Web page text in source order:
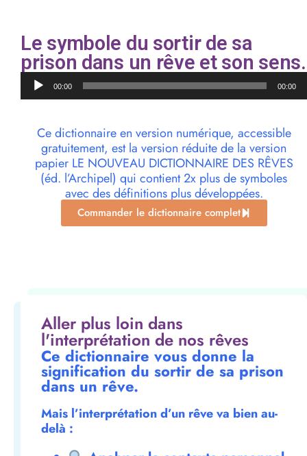
Le symbole du sortir de sa
prison dans un rêve et son sens.
Lecteur
audio00:00 00:00
Ce dictionnaire en version numérique, accessible
gratuitement, est la version réduite de la version
papier LE NOUVEAU DICTIONNAIRE DES RÊVES
(éd. l’Archipel) qui contient 2x plus de symboles
avec des définitions plus développées.
Commander le dictionnaire complet
Aller plus loin dans
l'interprétation de nos rêves
Ce dictionnaire vous donne la
signification du sortir de sa prison
dans un rêve.
Mais l’interprétation d’un rêve va bien au-
delà :